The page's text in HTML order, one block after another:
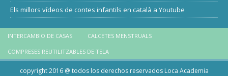
Els millors vídeos de contes infantils en català a Youtube
INTERCAMBIO DE CASAS CALCETES MENSTRUALS
COMPRESES REUTILITZABLES DE TELA
copyright 2016 @ todos los derechos reservados Loca Academia